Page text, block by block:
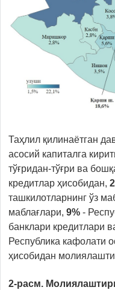
Таҳлил қилинаётган
асосий капиталга
тўғридан-тўғри ва
кредитлар ҳисобидан,
ташкилотларнинг ўз
маблағлари, 9% -
банклари кредитлари
Республика кафолати
ҳисобидан
2-расм.